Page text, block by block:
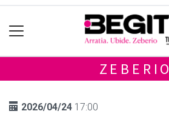
ZEBERIO
2026/04/24 17:00